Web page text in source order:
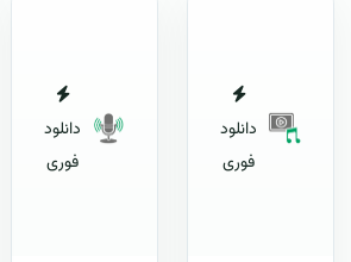
دانلود
فوری
دانلود
فوری